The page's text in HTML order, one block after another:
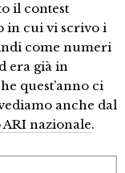
il contest
in cui vi scrivo i
come numeri
era già in
quest’anno ci
anche dal
ARI nazionale.